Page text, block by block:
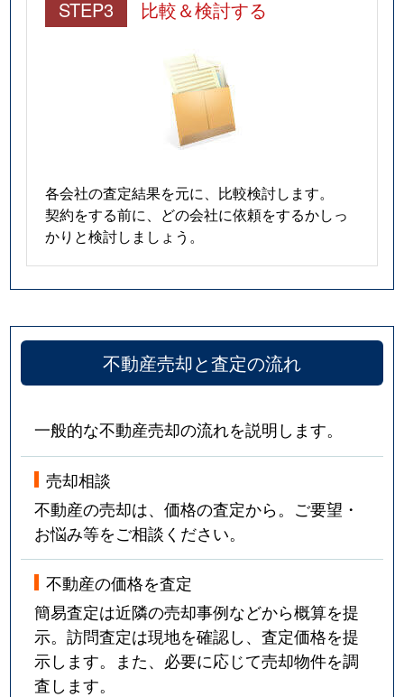
STEP3 比較＆検討する
各会社の査定結果を元に、比較検討します。
契約をする前に、どの会社に依頼をするかしっ
かりと検討しましょう。
不動産売却と査定の流れ
一般的な不動産売却の流れを説明します。
売却相談
不動産の売却は、価格の査定から。ご要望・
お悩み等をご相談ください。
不動産の価格を査定
簡易査定は近隣の売却事例などから概算を提
示。訪問査定は現地を確認し、査定価格を提
示します。また、必要に応じて売却物件を調
査します。